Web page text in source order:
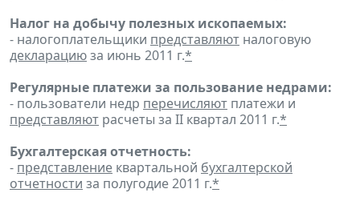
Налог на добычу полезных ископаемых:
- налогоплательщики представляют налоговую
декларациюза июнь 2011 г.*
Регулярные платежи за пользование недрами:
- пользователи недр перечисляют платежи и
представляют расчеты за II квартал 2011 г.*
Бухгалтерская отчетность:
- представление квартальной бухгалтерской
отчетности за полугодие 2011 г.*